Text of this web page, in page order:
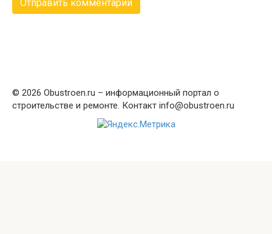
© 2026 Obustroen.ru – информационный портал о
строительстве и ремонте. Контакт info@obustroen.ru